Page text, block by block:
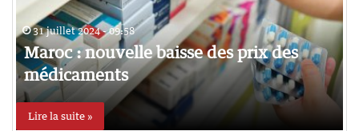
31 juillet 2024 - 09:58
Maroc : nouvelle baisse des prix des
médicaments
Lire la suite »